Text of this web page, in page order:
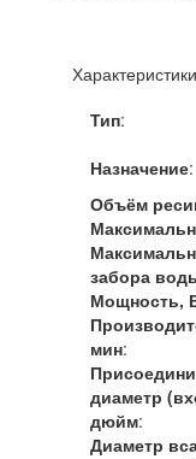
Характеристики
Тип:
Назначение:
Объём
забора
Мощность,
мин:
диаметр
дюйм:
Диаметр